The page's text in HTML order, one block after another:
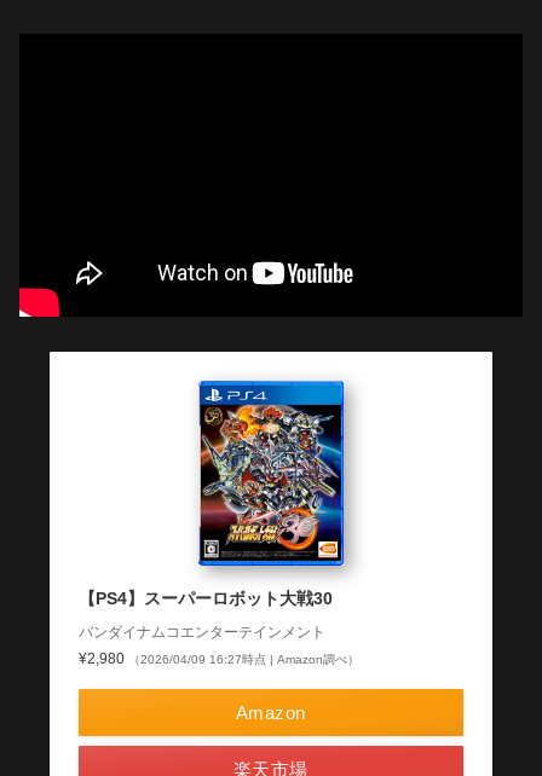
【PS4】スーパーロボット大戦30
バンダイナムコエンターテインメント
¥2,980
（2026/04/09 16:27時点 | Amazon調べ）
Amazon
楽天市場